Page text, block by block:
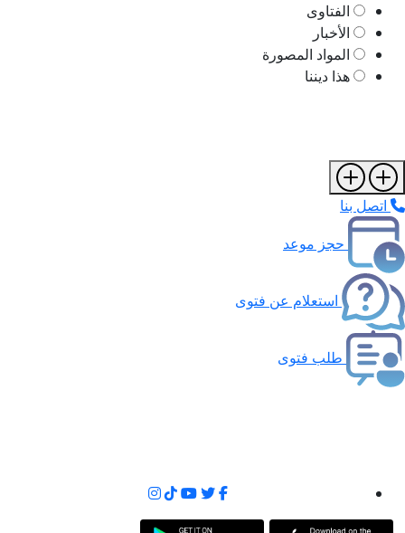
الفتاوى
الأخبار
المواد المصورة
هذا ديننا
اتصل بنا
حجز موعد
استعلام عن فتوى
طلب فتوى